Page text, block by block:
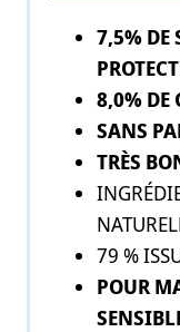
7,5% DE
8,0% DE
SANS
TRÈS
79 %
POUR